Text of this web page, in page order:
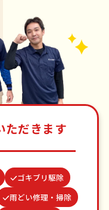
ただきます
ゴキブリ駆除
雨どい修理・掃除